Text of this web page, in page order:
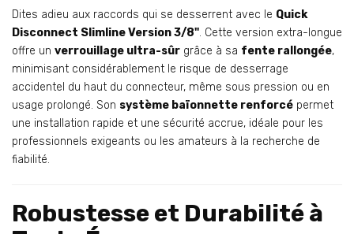
Dites adieu aux raccords qui se desserrent avec le Quick
Disconnect Slimline Version 3/8". Cette version extra-longue
offre un verrouillage ultra-sûr grâce à sa fente rallongée,
minimisant considérablement le risque de desserrage
accidentel du haut du connecteur, même sous pression ou en
usage prolongé. Son système baïonnette renforcé permet
une installation rapide et une sécurité accrue, idéale pour les
professionnels exigeants ou les amateurs à la recherche de
fiabilité.
Robustesse et Durabilité à